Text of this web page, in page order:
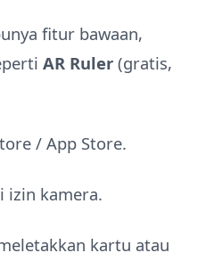
fitur bawaan,
AR Ruler (gratis,
/ App Store.
izin kamera.
kartu atau